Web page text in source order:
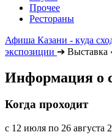
Прочее
Рестораны
Афиша Казани - куда
экспозиции ➔ Выставка
Информация о
Когда проходит
с 12 июля по 26 августа